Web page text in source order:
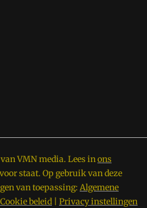
VMN media. Lees inons
staat. Op gebruik van deze
van toepassing: Algemene
beleid Privacy instellingen